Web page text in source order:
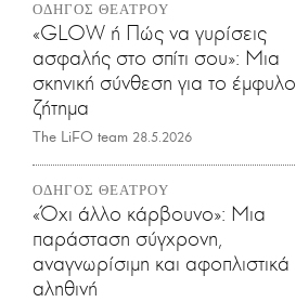
ΟΔΗΓΟΣ ΘΕΑΤΡΟΥ
«GLOW ή Πώς να γυρίσεις
ασφαλής στο σπίτι σου»: Μια
σκηνική σύνθεση για το έμφυλο
ζήτημα
The LiFO team 28.5.2026
ΟΔΗΓΟΣ ΘΕΑΤΡΟΥ
«Όχι άλλο κάρβουνο»: Μια
παράσταση σύγχρονη,
αναγνωρίσιμη και αφοπλιστικά
αληθινή